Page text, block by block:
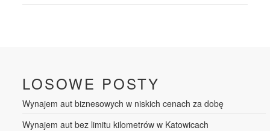
LOSOWE POSTY
Wynajem aut biznesowych w niskich cenach za dobę
Wynajem aut bez limitu kilometrów w Katowicach